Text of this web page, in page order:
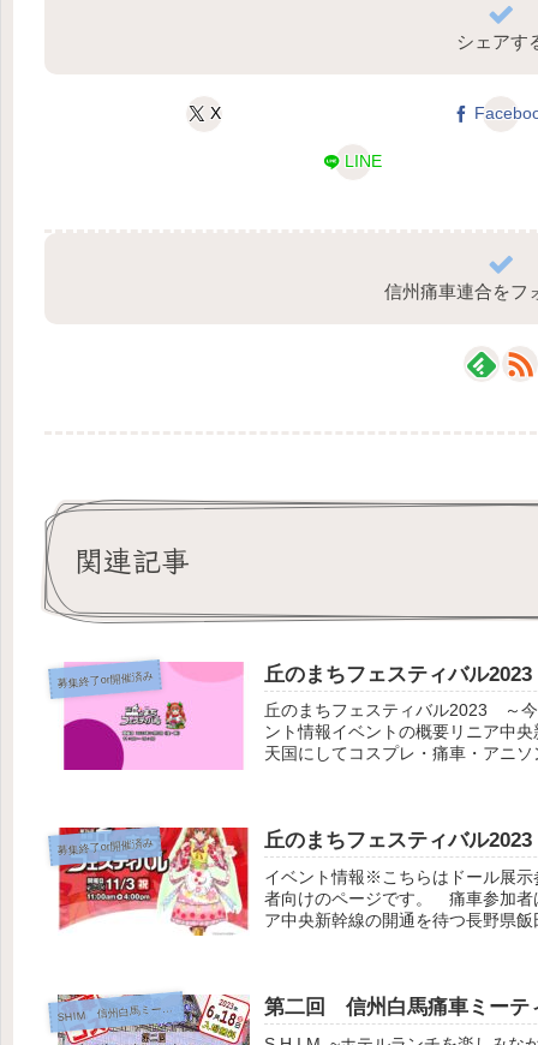
シェアす
X
LINE
信州痛車連合をフ
関連記事
募集終了or開催済み 丘のまちフェスティバル
丘のまちフェスティバル2023 ～
ント情報イベントの概要リニア中
天国にしてコスプレ・痛車・アニ
募集終了or開催済み 丘のまちフェスティバル
イベント情報※こちらはドール展
者向けのページです。 痛車参加者
ア中央新幹線の開通を待つ長野県
SHIM 信州白馬ミーティング 第二回 信州白馬痛車ミーテ